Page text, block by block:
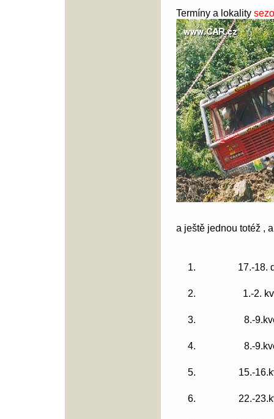
Termíny a lokality
a ještě jednou totéž ,
1. 17.-18.
2. 1.-2.
3. 8.-
4. 8.-
5. 15.-
6. 22.-